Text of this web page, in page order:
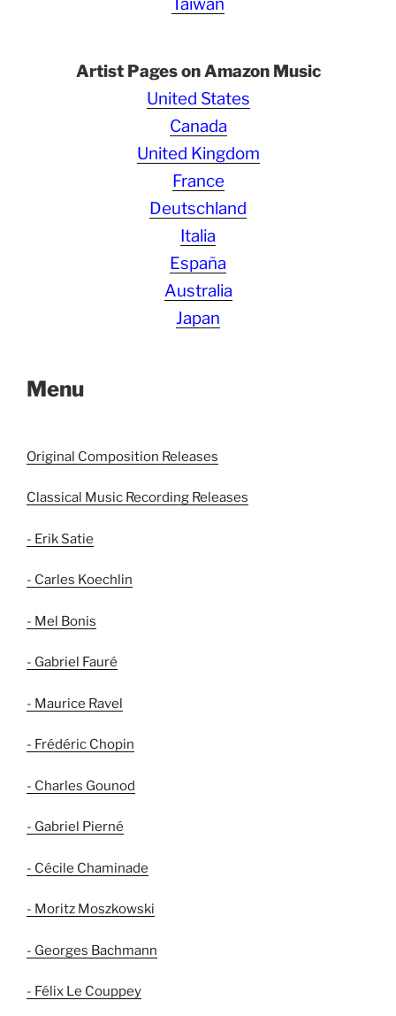
Artist Pages on Amazon Music
United States
Canada
United Kingdom
France
Deutschland
Italia
España
Australia
Japan
Menu
Original Composition Releases
Classical Music Recording Releases
- Erik Satie
- Carles Koechlin
- Mel Bonis
- Gabriel Fauré
- Maurice Ravel
- Frédéric Chopin
- Charles Gounod
- Gabriel Pierné
- Cécile Chaminade
- Moritz Moszkowski
- Georges Bachmann
- Félix Le Couppey